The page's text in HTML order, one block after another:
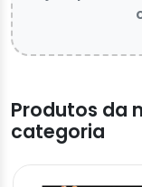
Produtos da
categoria